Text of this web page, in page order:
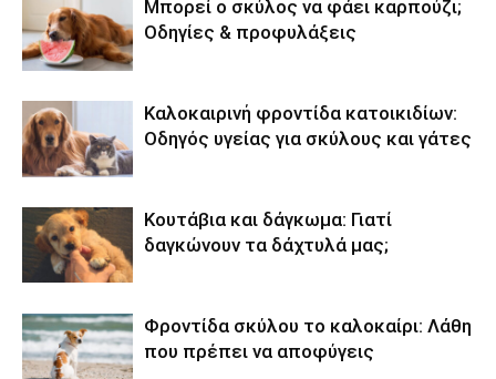
Μπορεί ο σκύλος να φάει καρπούζι;
Οδηγίες & προφυλάξεις
Καλοκαιρινή φροντίδα κατοικιδίων:
Οδηγός υγείας για σκύλους και γάτες
Κουτάβια και δάγκωμα: Γιατί
δαγκώνουν τα δάχτυλά μας;
Φροντίδα σκύλου το καλοκαίρι: Λάθη
που πρέπει να αποφύγεις